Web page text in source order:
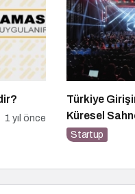
1 yıl önce
Türkiye
Küresel
Startup